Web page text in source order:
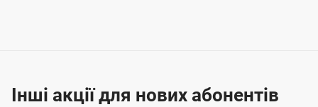
Інші акції для нових абонентів